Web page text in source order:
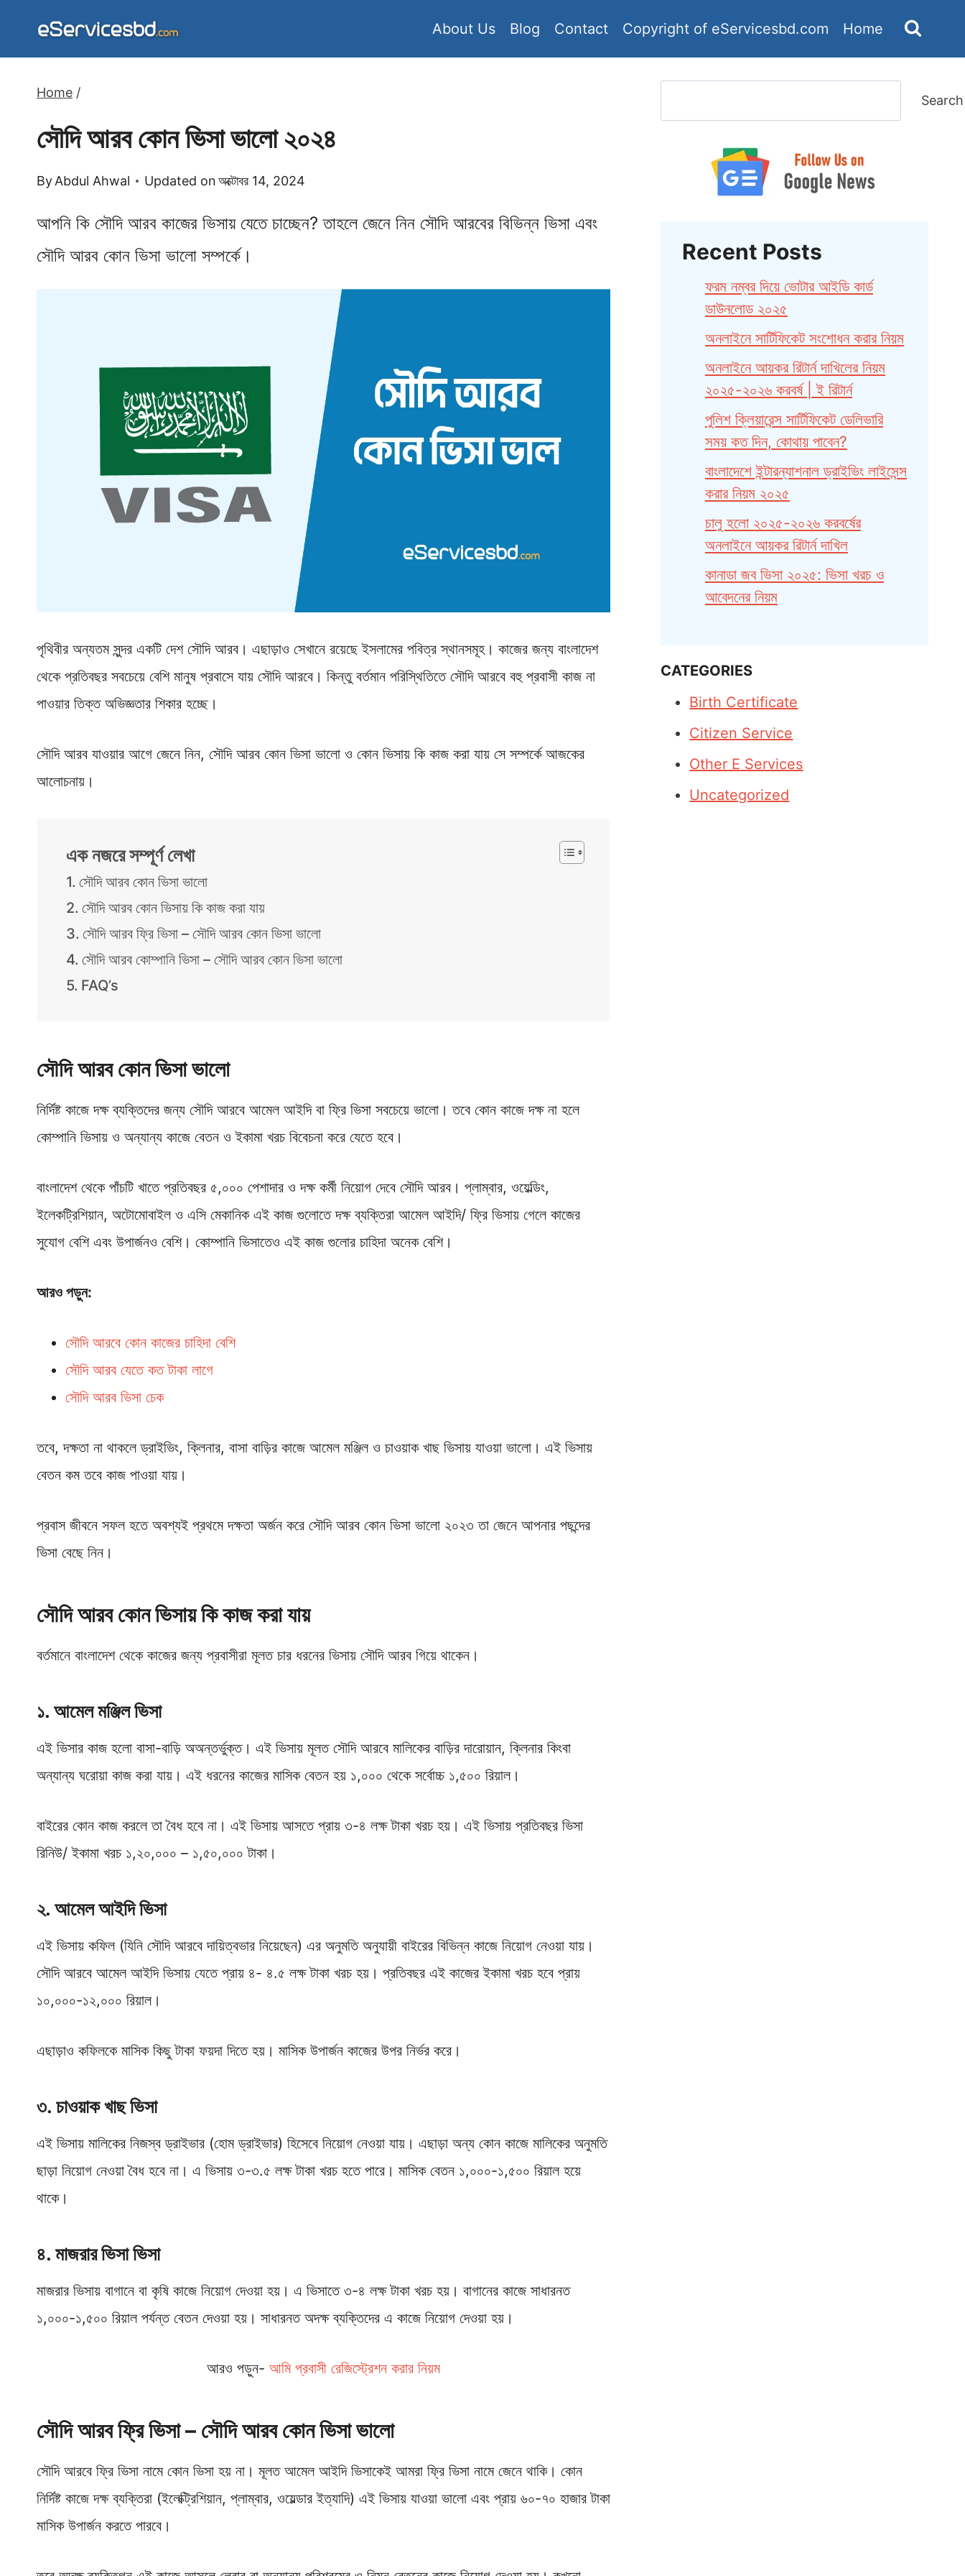
About Us Blog Contact Copyright of eServicesbd.com Home
Home /
সৌদি আরব কোন ভিসা ভালো ২০২৪
ByAbdul Ahwal Updated on অক্টোবর 14, 2024
আপনি কি সৌদি আরব কাজের ভিসায় যেতে চাচ্ছেন? তাহলে জেনে নিন সৌদি আরবের বিভিন্ন ভিসা এবং
সৌদি আরব কোন ভিসা ভালো সম্পর্কে।
পৃথিবীর অন্যতম সুন্দর একটি দেশ সৌদি আরব। এছাড়াও সেখানে রয়েছে ইসলামের পবিত্র স্থানসমূহ। কাজের জন্য বাংলাদেশ
থেকে প্রতিবছর সবচেয়ে বেশি মানুষ প্রবাসে যায় সৌদি আরবে। কিন্তু বর্তমান পরিস্থিতিতে সৌদি আরবে বহু প্রবাসী কাজ না
পাওয়ার তিক্ত অভিজ্ঞতার শিকার হচ্ছে।
সৌদি আরব যাওয়ার আগে জেনে নিন, সৌদি আরব কোন ভিসা ভালো ও কোন ভিসায় কি কাজ করা যায় সে সম্পর্কে আজকের
আলোচনায়।
এক নজরে সম্পূর্ণ লেখা
সৌদি আরব কোন ভিসা ভালো
সৌদি আরব কোন ভিসায় কি কাজ করা যায়
সৌদি আরব ফ্রি ভিসা – সৌদি আরব কোন ভিসা ভালো
সৌদি আরব কোম্পানি ভিসা – সৌদি আরব কোন ভিসা ভালো
FAQ’s
সৌদি আরব কোন ভিসা ভালো
নির্দিষ্ট কাজে দক্ষ ব্যক্তিদের জন্য সৌদি আরবে আমেল আইদি বা ফ্রি ভিসা সবচেয়ে ভালো। তবে কোন কাজে দক্ষ না হলে
কোম্পানি ভিসায় ও অন্যান্য কাজে বেতন ও ইকামা খরচ বিবেচনা করে যেতে হবে।
বাংলাদেশ থেকে পাঁচটি খাতে প্রতিবছর ৫,০০০ পেশাদার ও দক্ষ কর্মী নিয়োগ দেবে সৌদি আরব। প্লাম্বার, ওয়েল্ডিং,
ইলেকট্রিশিয়ান, অটোমোবাইল ও এসি মেকানিক এই কাজ গুলোতে দক্ষ ব্যক্তিরা আমেল আইদি/ ফ্রি ভিসায় গেলে কাজের
সুযোগ বেশি এবং উপার্জনও বেশি। কোম্পানি ভিসাতেও এই কাজ গুলোর চাহিদা অনেক বেশি।
আরও পড়ুন:
সৌদি আরবে কোন কাজের চাহিদা বেশি
সৌদি আরব যেতে কত টাকা লাগে
সৌদি আরব ভিসা চেক
তবে, দক্ষতা না থাকলে ড্রাইভিং, ক্লিনার, বাসা বাড়ির কাজে আমেল মঞ্জিল ও চাওয়াক খাছ ভিসায় যাওয়া ভালো। এই ভিসায়
বেতন কম তবে কাজ পাওয়া যায়।
প্রবাস জীবনে সফল হতে অবশ্যই প্রথমে দক্ষতা অর্জন করে সৌদি আরব কোন ভিসা ভালো ২০২৩ তা জেনে আপনার পছন্দের
ভিসা বেছে নিন।
সৌদি আরব কোন ভিসায় কি কাজ করা যায়
বর্তমানে বাংলাদেশ থেকে কাজের জন্য প্রবাসীরা মূলত চার ধরনের ভিসায় সৌদি আরব গিয়ে থাকেন।
১. আমেল মঞ্জিল ভিসা
এই ভিসার কাজ হলো বাসা-বাড়ি অঅন্তর্ভুক্ত। এই ভিসায় মূলত সৌদি আরবে মালিকের বাড়ির দারোয়ান, ক্লিনার কিংবা
অন্যান্য ঘরোয়া কাজ করা যায়। এই ধরনের কাজের মাসিক বেতন হয় ১,০০০ থেকে সর্বোচ্চ ১,৫০০ রিয়াল।
বাইরের কোন কাজ করলে তা বৈধ হবে না। এই ভিসায় আসতে প্রায় ৩-৪ লক্ষ টাকা খরচ হয়। এই ভিসায় প্রতিবছর ভিসা
রিনিউ/ ইকামা খরচ ১,২০,০০০ – ১,৫০,০০০ টাকা।
২. আমেল আইদি ভিসা
এই ভিসায় কফিল (যিনি সৌদি আরবে দায়িত্বভার নিয়েছেন) এর অনুমতি অনুযায়ী বাইরের বিভিন্ন কাজে নিয়োগ নেওয়া যায়।
সৌদি আরবে আমেল আইদি ভিসায় যেতে প্রায় ৪- ৪.৫ লক্ষ টাকা খরচ হয়। প্রতিবছর এই কাজের ইকামা খরচ হবে প্রায়
১০,০০০-১২,০০০ রিয়াল।
এছাড়াও কফিলকে মাসিক কিছু টাকা ফয়দা দিতে হয়। মাসিক উপার্জন কাজের উপর নির্ভর করে।
৩. চাওয়াক খাছ ভিসা
এই ভিসায় মালিকের নিজস্ব ড্রাইভার (হোম ড্রাইভার) হিসেবে নিয়োগ নেওয়া যায়। এছাড়া অন্য কোন কাজে মালিকের অনুমতি
ছাড়া নিয়োগ নেওয়া বৈধ হবে না। এ ভিসায় ৩-৩.৫ লক্ষ টাকা খরচ হতে পারে। মাসিক বেতন ১,০০০-১,৫০০ রিয়াল হয়ে
থাকে।
৪. মাজরার ভিসা ভিসা
মাজরার ভিসায় বাগানে বা কৃষি কাজে নিয়োগ দেওয়া হয়। এ ভিসাতে ৩-৪ লক্ষ টাকা খরচ হয়। বাগানের কাজে সাধারনত
১,০০০-১,৫০০ রিয়াল পর্যন্ত বেতন দেওয়া হয়। সাধারনত অদক্ষ ব্যক্তিদের এ কাজে নিয়োগ দেওয়া হয়।
আরও পড়ুন-আমি প্রবাসী রেজিস্ট্রেশন করার নিয়ম
সৌদি আরব ফ্রি ভিসা – সৌদি আরব কোন ভিসা ভালো
সৌদি আরবে ফ্রি ভিসা নামে কোন ভিসা হয় না। মূলত আমেল আইদি ভিসাকেই আমরা ফ্রি ভিসা নামে জেনে থাকি। কোন
নির্দিষ্ট কাজে দক্ষ ব্যক্তিরা (ইলেক্ট্রিশিয়ান, প্লাম্বার, ওয়েল্ডার ইত্যাদি) এই ভিসায় যাওয়া ভালো এবং প্রায় ৬০-৭০ হাজার টাকা
মাসিক উপার্জন করতে পারবে।
Search
Recent Posts
ফরম নম্বর দিয়ে ভোটার আইডি কার্ড
ডাউনলোড ২০২৫
অনলাইনে সার্টিফিকেট সংশোধন করার নিয়ম
অনলাইনে আয়কর রিটার্ন দাখিলের নিয়ম
২০২৫-২০২৬ করবর্ষ | ই রিটার্ন
পুলিশ ক্লিয়ারেন্স সার্টিফিকেট ডেলিভারি
সময় কত দিন, কোথায় পাবেন?
বাংলাদেশে ইন্টারন্যাশনাল ড্রাইভিং লাইসেন্স
করার নিয়ম ২০২৫
চালু হলো ২০২৫-২০২৬ করবর্ষের
অনলাইনে আয়কর রিটার্ন দাখিল
কানাডা জব ভিসা ২০২৫: ভিসা খরচ ও
আবেদনের নিয়ম
CATEGORIES
Birth Certificate
Citizen Service
Other E Services
Uncategorized